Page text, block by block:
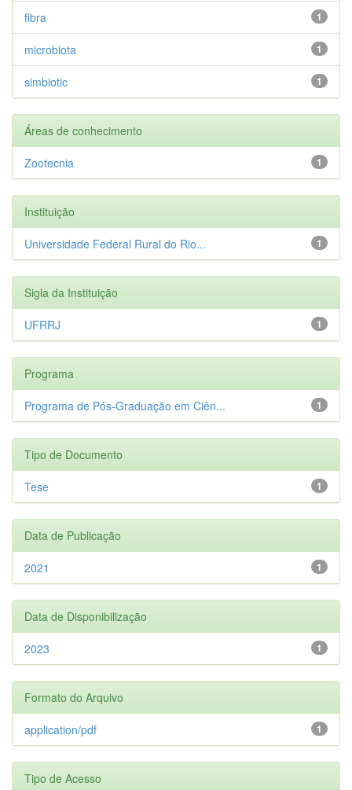
1
fibra
1
microbiota
1
simbiotic
Áreas de conhecimento
1
Zootecnia
Instituição
1
Universidade Federal Rural do Rio...
Sigla da Instituição
1
UFRRJ
Programa
1
Programa de Pós-Graduação em Ciên...
Tipo de Documento
1
Tese
Data de Publicação
1
2021
Data de Disponibilização
1
2023
Formato do Arquivo
1
application/pdf
Tipo de Acesso